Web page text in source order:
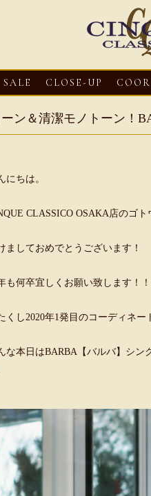
SALE CLOSE-UP
ン＆清潔モノトーン！
にちは。
CLASSICO OSAKA店のゴト
ましておめでとうございます！
も何卒宜しくお願い致します！！
くし2020年1発目のコーディネー
な本日はBARBA【バルバ】シン
CLOSE-UP
ール レザーサン
2026・08・03
ャーマンサンダル